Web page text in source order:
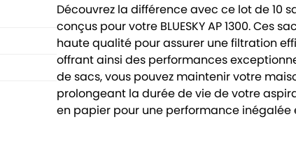
Découvrez la différence avec ce lot de 10
conçus pour votre BLUESKY AP 1300. Ces
haute qualité pour assurer une filtration
offrant ainsi des performances
de sacs, vous pouvez maintenir votre
prolongeant la durée de vie de votre
en papier pour une performance